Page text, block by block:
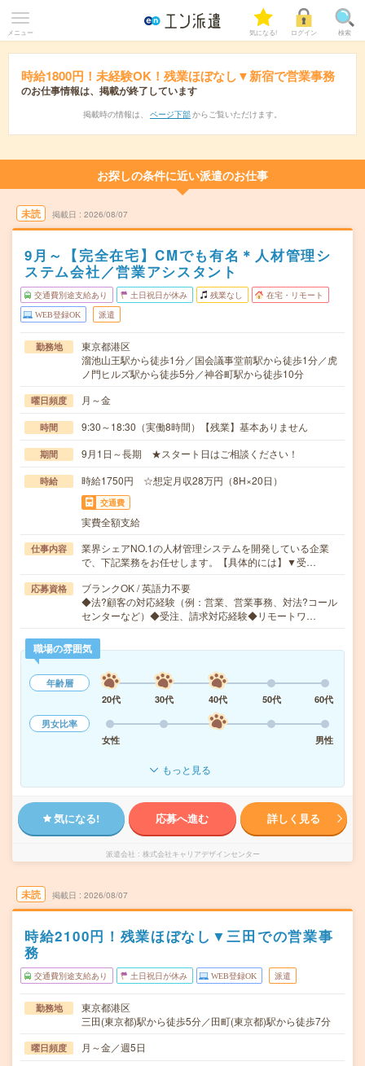
メニュー 気になる! ログイン 検索
時給1800円！未経験OK！残業ほぼなし▼新宿で営業事務
のお仕事情報は、掲載が終了しています
掲載時の情報は、 ページ下部 からご覧いただけます。
お探しの条件に近い派遣のお仕事
未読 掲載日 2026/08/07
9月～【完全在宅】CMでも有名＊人材管理シ
ステム会社／営業アシスタント
交通費別途支給あり 土日祝日が休み 残業なし 在宅・リモート
WEB登録OK 派遣
勤務地
東京都港区
溜池山王駅から徒歩1分／国会議事堂前駅から徒歩1分／虎
ノ門ヒルズ駅から徒歩5分／神谷町駅から徒歩10分
曜日頻度 月～金
時間 9:30～18:30（実働8時間）【残業】基本ありません
期間 9月1日～長期 ★スタート日はご相談ください！
時給 時給1750円 ☆想定月収28万円（8H×20日）
交通費
実費全額支給
仕事内容
業界シェアNO.1の人材管理システムを開発している企業
で、下記業務をお任せします。【具体的には】▼受…
応募資格
ブランクOK / 英語力不要
◆法?顧客の対応経験（例：営業、営業事務、対法?コール
センターなど）◆受注、請求対応経験◆リモートワ…
職場の雰囲気
年齢層
20代
30代 40代 50代
60代
男女比率
女性
男性
もっと見る
気になる! 応募へ進む 詳しく見る
派遣会社 株式会社キャリアデザインセンター
未読 掲載日 2026/08/07
時給2100円！残業ほぼなし▼三田での営業事
務
交通費別途支給あり 土日祝日が休み WEB登録OK 派遣
勤務地
東京都港区
三田(東京都)駅から徒歩5分／田町(東京都)駅から徒歩7分
曜日頻度 月～金／週5日